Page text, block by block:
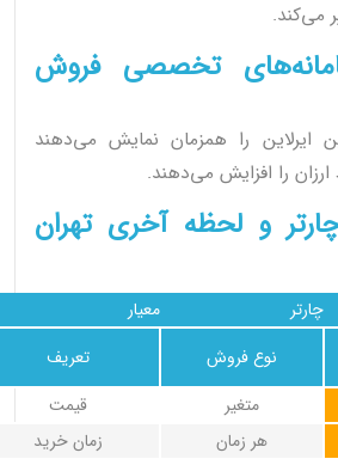
می‌کند.
تخصصی فروش
ایرلاین را همزمان نمایش می‌دهند
را افزایش می‌دهند.
و لحظه آخری تهران
معیار چارتر
تعریف
نوع فروش
قیمت
متغیر
زمان خرید
هر زمان